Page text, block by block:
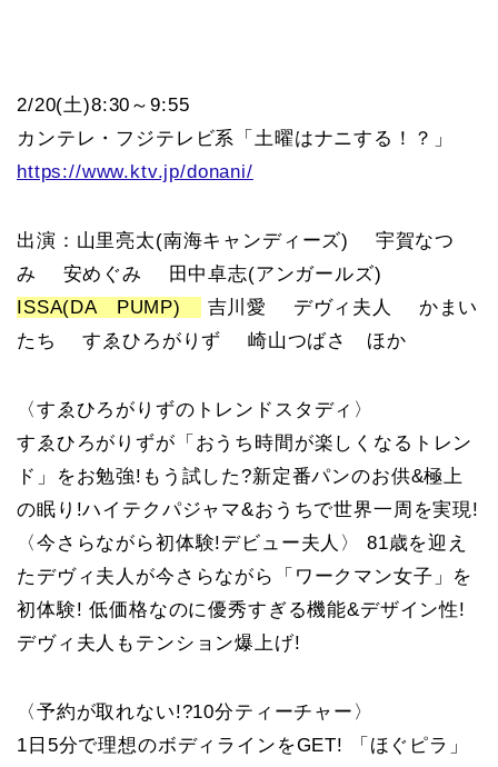
2/20(土)8:30～9:55
カンテレ・フジテレビ系「土曜はナニする！？」
https://www.ktv.jp/donani/
出演：山里亮太(南海キャンディーズ) 宇賀なつ
み 安めぐみ 田中卓志(アンガールズ)
ISSA(DA PUMP)
吉川愛 デヴィ夫人 かまい
たち すゑひろがりず 崎山つばさ ほか
〈すゑひろがりずのトレンドスタディ〉
すゑひろがりずが「おうち時間が楽しくなるトレン
ド」をお勉強!もう試した?新定番パンのお供&極上
の眠り!ハイテクパジャマ&おうちで世界一周を実現!
〈今さらながら初体験!デビュー夫人〉 81歳を迎え
たデヴィ夫人が今さらながら「ワークマン女子」を
初体験! 低価格なのに優秀すぎる機能&デザイン性!
デヴィ夫人もテンション爆上げ!
〈予約が取れない!?10分ティーチャー〉
1日5分で理想のボディラインをGET! 「ほぐピラ」